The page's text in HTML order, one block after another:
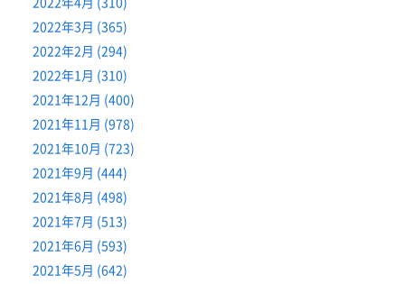
2022年3月 (365)
2022年2月 (294)
2022年1月 (310)
2021年12月 (400)
2021年11月 (978)
2021年10月 (723)
2021年9月 (444)
2021年8月 (498)
2021年7月 (513)
2021年6月 (593)
2021年5月 (642)